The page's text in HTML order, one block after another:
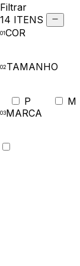
Filtrar
14 ITENS
COR
TAMANHO
P M
MARCA